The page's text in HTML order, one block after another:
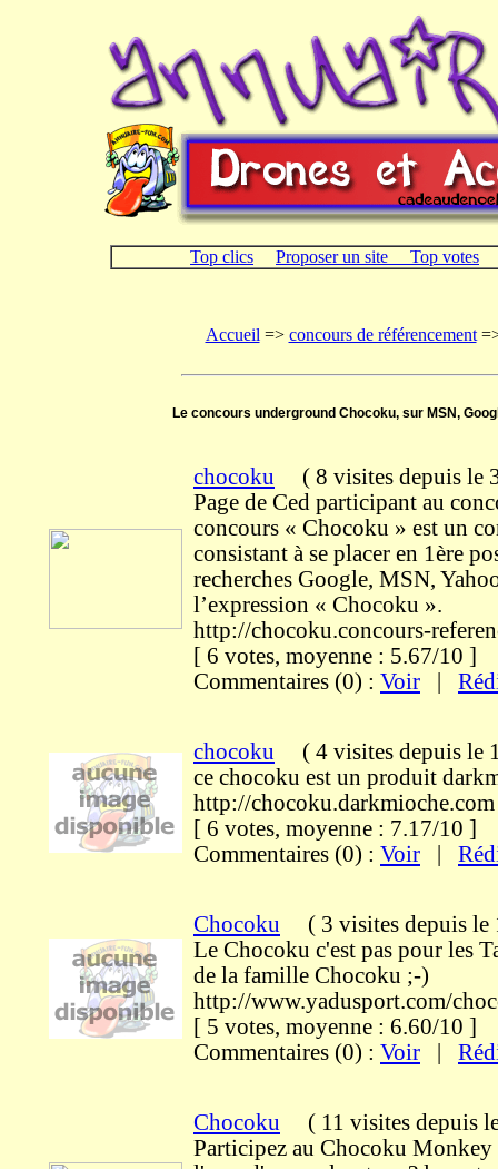
Top clics Proposer un site Top votes
Accueil => concours de référencement
Le concours underground Chocoku, sur MSN,
chocoku ( 8 visites depuis le
Page de Ced participant au
concours « Chocoku » est un
consistant à se placer en 1ère
recherches Google, MSN,
l’expression « Chocoku ».
http://chocoku.concours-
[ 6 votes, moyenne : 5.67/10
Commentaires (0) : Voir
chocoku ( 4 visites depuis le
ce chocoku est un produit
http://chocoku.darkmioche.com
[ 6 votes, moyenne : 7.17/10
Commentaires (0) : Voir
Chocoku ( 3 visites depuis le
Le Chocoku c'est pas pour les
de la famille Chocoku ;-)
http://www.yadusport.com/
[ 5 votes, moyenne : 6.60/10
Commentaires (0) : Voir
Chocoku ( 11 visites depuis
Participez au Chocoku